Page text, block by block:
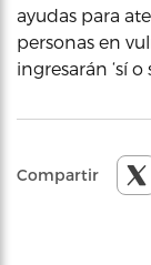
ayudas para
personas en
ingresarán ‘sí o
Compartir